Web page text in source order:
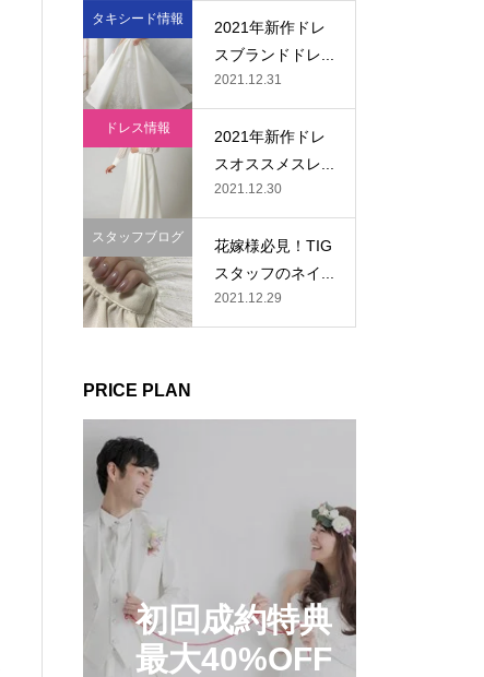
2021年新作ドレ
スブランドドレ...
2021.12.31
タキシード情報
2021年新作ドレ
スオススメスレ...
2021.12.30
ドレス情報
花嫁様必見！TIG
スタッフのネイ...
2021.12.29
スタッフブログ
PRICE PLAN
初回成約特典
最大40%OFF